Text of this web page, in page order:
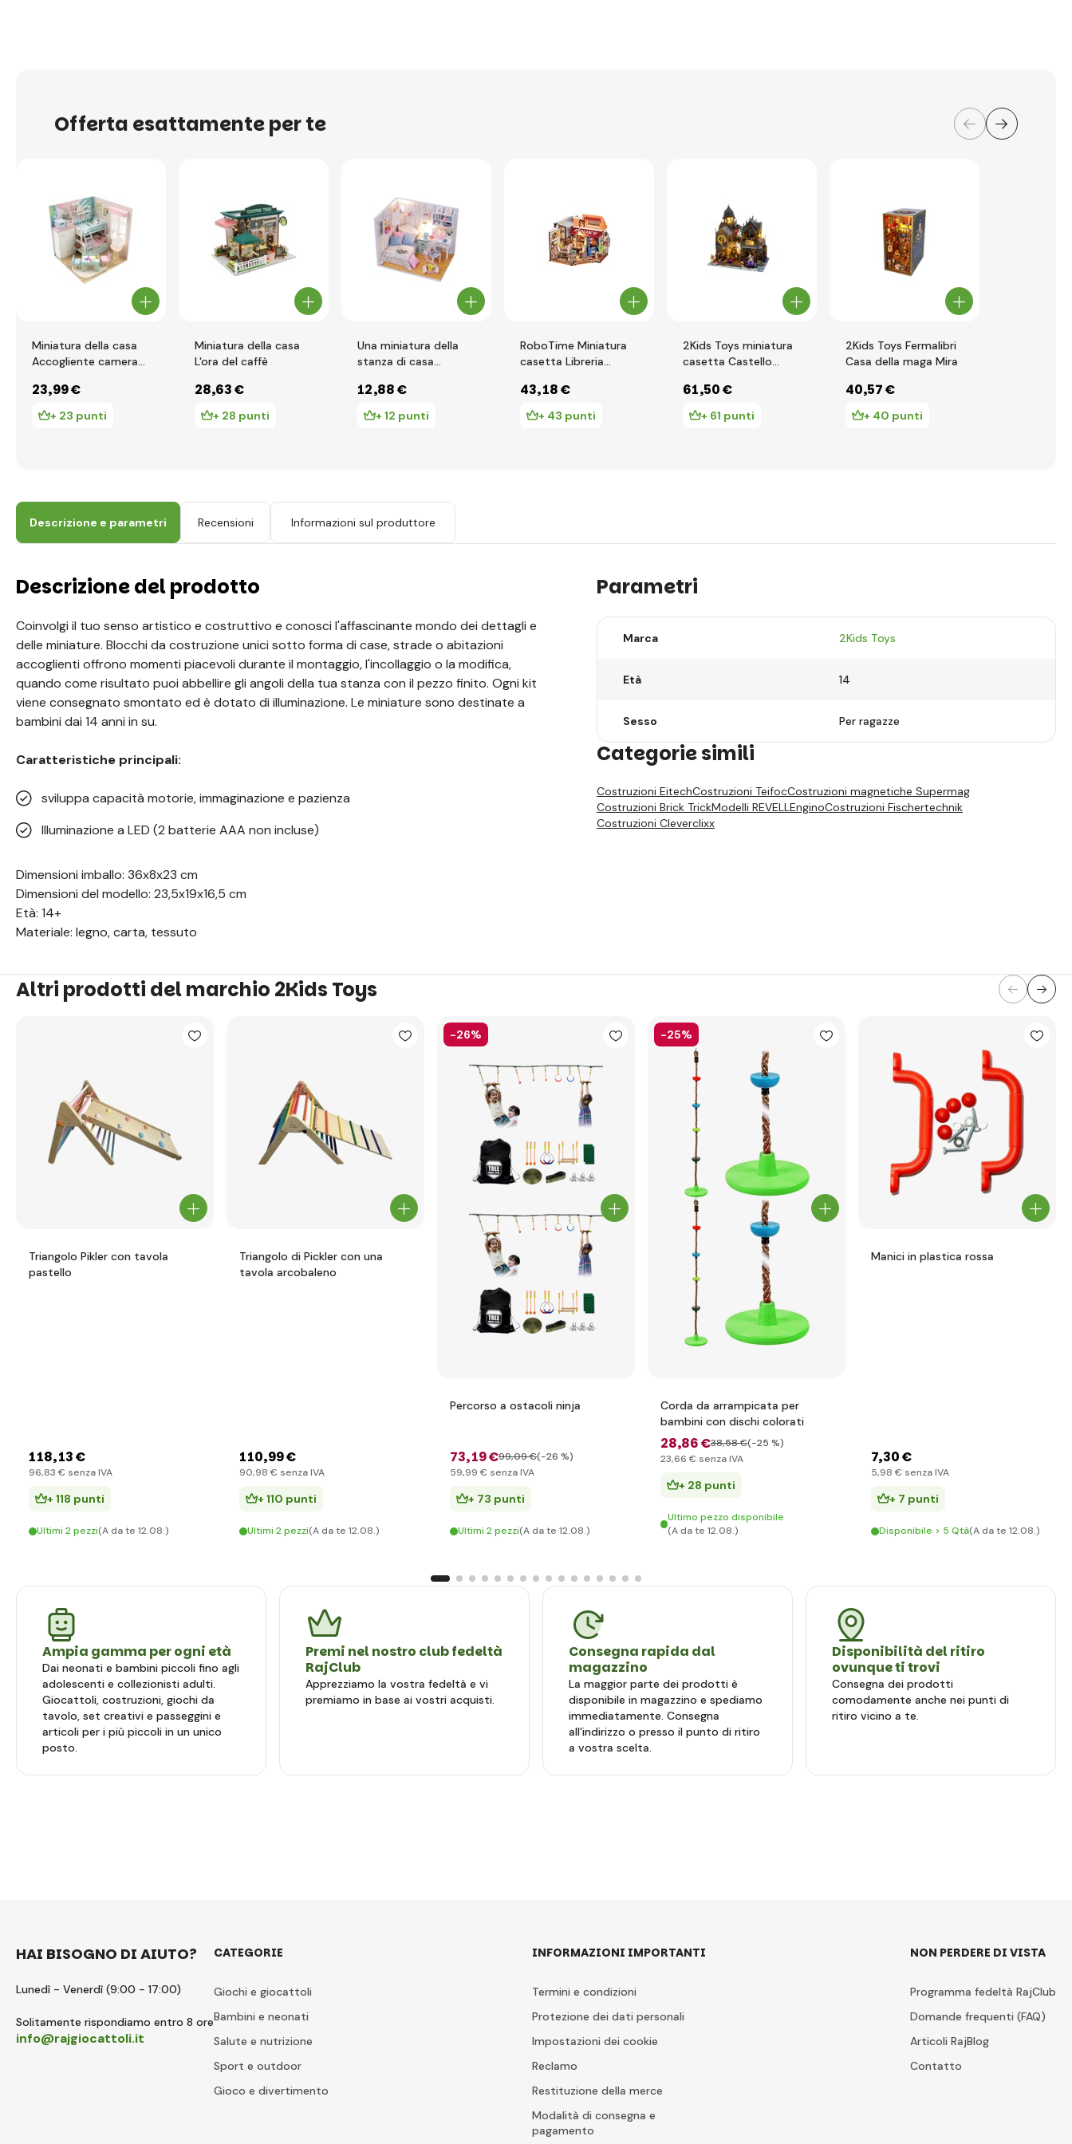
Offerta esattamente per te
Miniatura della casa
Accogliente camera
23,99 €
+ 23 punti
Miniatura della casa
L'ora del caffè
28,63 €
+ 28 punti
Una miniatura della
stanza di casa
12,88 €
+ 12 punti
RoboTime Miniatura
casetta Libreria
43,18 €
+ 43 punti
2Kids Toys miniatura
casetta Castello
61,50 €
+ 61 punti
2Kids Toys Fermalibri
Casa della maga Mira
40,57 €
+ 40 punti
Descrizione e parametri Recensioni Informazioni sul produttore
Descrizione del prodotto
Coinvolgi il tuo senso artistico e costruttivo e conosci l'affascinante mondo dei dettagli e
delle miniature. Blocchi da costruzione unici sotto forma di case, strade o abitazioni
accoglienti offrono momenti piacevoli durante il montaggio, l'incollaggio o la modifica,
quando come risultato puoi abbellire gli angoli della tua stanza con il pezzo finito. Ogni kit
viene consegnato smontato ed è dotato di illuminazione. Le miniature sono destinate a
bambini dai 14 anni in su.
Caratteristiche principali:
sviluppa capacità motorie, immaginazione e pazienza
Illuminazione a LED (2 batterie AAA non incluse)
Dimensioni imballo: 36x8x23 cm
Dimensioni del modello: 23,5x19x16,5 cm
Età: 14+
Materiale: legno, carta, tessuto
Parametri
Marca 2Kids Toys
Età 14
Sesso Per ragazze
Categorie simili
Costruzioni EitechCostruzioni TeifocCostruzioni magnetiche Supermag
Costruzioni Brick TrickModelli REVELLEnginoCostruzioni Fischertechnik
Costruzioni Cleverclixx
Altri prodotti del marchio 2Kids Toys
Triangolo Pikler con tavola
pastello
118,13 €
96,83 € senza IVA
+ 118 punti
Ultimi 2 pezzi(A da te 12.08.)
Triangolo di Pickler con una
tavola arcobaleno
110,99 €
90,98 € senza IVA
+ 110 punti
Ultimi 2 pezzi(A da te 12.08.)
-26%
Percorso a ostacoli ninja
73,19 €99,09 €(-26 %)
59,99 € senza IVA
+ 73 punti
Ultimi 2 pezzi(A da te 12.08.)
-25%
Corda da arrampicata per
bambini con dischi colorati
28,86 €38,58 €(-25 %)
23,66 € senza IVA
+ 28 punti
Ultimo pezzo disponibile
(A da te 12.08.)
Manici in plastica rossa
7,30 €
5,98 € senza IVA
+ 7 punti
Disponibile > 5 Qtà(A da te 12.08.)
Ampia gamma per ogni età
Dai neonati e bambini piccoli fino agli
adolescenti e collezionisti adulti.
Giocattoli, costruzioni, giochi da
tavolo, set creativi e passeggini e
articoli per i più piccoli in un unico
posto.
Premi nel nostro club fedeltà
RajClub
Apprezziamo la vostra fedeltà e vi
premiamo in base ai vostri acquisti.
Consegna rapida dal
magazzino
La maggior parte dei prodotti è
disponibile in magazzino e spediamo
immediatamente. Consegna
all'indirizzo o presso il punto di ritiro
a vostra scelta.
Disponibilità del ritiro
ovunque ti trovi
Consegna dei prodotti
comodamente anche nei punti di
ritiro vicino a te.
HAI BISOGNO DI AIUTO?
Lunedì - Venerdì (9:00 - 17:00)
Solitamente rispondiamo entro 8 ore
info@rajgiocattoli.it
CATEGORIE
Giochi e giocattoli
Bambini e neonati
Salute e nutrizione
Sport e outdoor
Gioco e divertimento
INFORMAZIONI IMPORTANTI
Termini e condizioni
Protezione dei dati personali
Impostazioni dei cookie
Reclamo
Restituzione della merce
Modalità di consegna e
pagamento
NON PERDERE DI VISTA
Programma fedeltà RajClub
Domande frequenti (FAQ)
Articoli RajBlog
Contatto